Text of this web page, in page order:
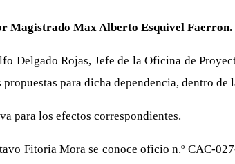
Magistrado Max Alberto Esquivel Faerron.
Delgado Rojas, Jefe de la Oficina de
para dicha dependencia, dentro
para los efectos correspondientes.
Fitoria Mora se conoce oficio n.º CAC-